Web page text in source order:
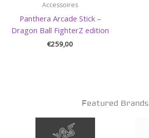
Accessoires
Panthera Arcade Stick –
Dragon Ball FighterZ edition
€259,00
Featured Brands